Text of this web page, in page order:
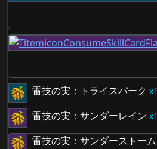
雷技の実：トライスパーク
1
雷技の実：サンダーレイン
1
雷技の実：サンダーストーム